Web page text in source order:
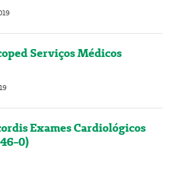
Serviços Médicos
Exames Cardiológicos
0)